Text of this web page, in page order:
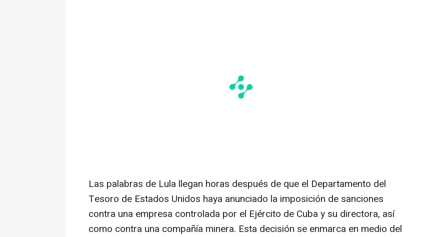
Las palabras de Lula llegan horas después de que el Departamento del
Tesoro de Estados Unidos haya anunciado la imposición de sanciones
contra una empresa controlada por el Ejército de Cuba y su directora, así
como contra una compañía minera. Esta decisión se enmarca en medio del